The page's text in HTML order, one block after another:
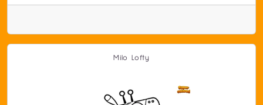
Milo Lofty